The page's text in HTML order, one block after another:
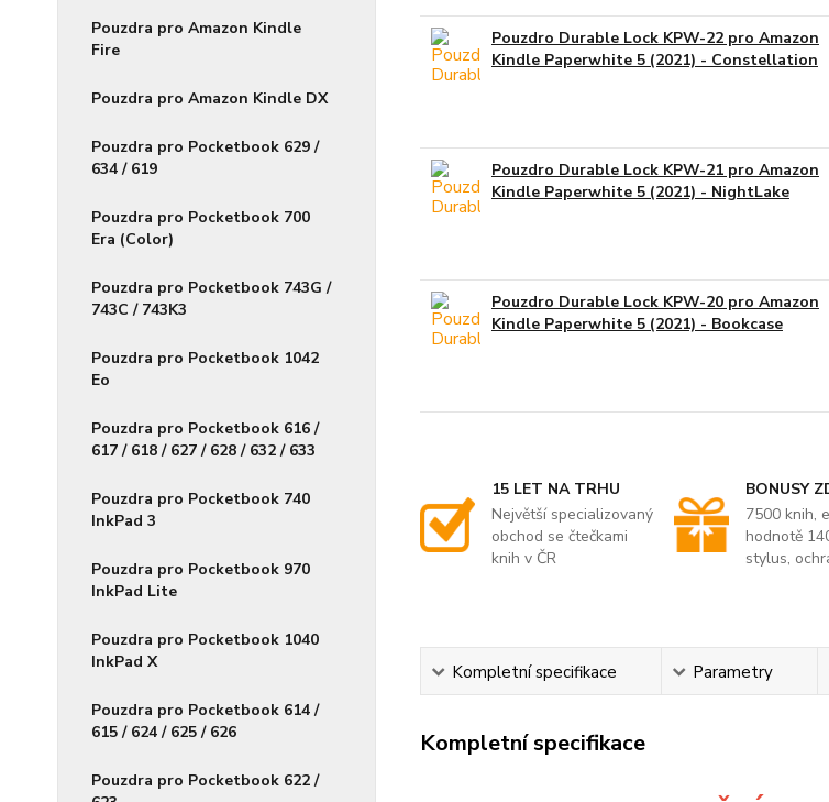
Pouzdra pro Amazon Kindle
Fire
Pouzdra pro Amazon Kindle DX
Pouzdra pro Pocketbook 629 /
634 / 619
Pouzdra pro Pocketbook 700
Era (Color)
Pouzdra pro Pocketbook 743G /
743C / 743K3
Pouzdra pro Pocketbook 1042
Eo
Pouzdra pro Pocketbook 616 /
617 / 618 / 627 / 628 / 632 / 633
Pouzdra pro Pocketbook 740
InkPad 3
Pouzdra pro Pocketbook 970
InkPad Lite
Pouzdra pro Pocketbook 1040
InkPad X
Pouzdra pro Pocketbook 614 /
615 / 624 / 625 / 626
Pouzdra pro Pocketbook 622 /
Pouzdro Durable Lock KPW-22 pro Amazon
Kindle Paperwhite 5 (2021) - Constellation
Pouzdro Durable Lock KPW-21 pro Amazon
Kindle Paperwhite 5 (2021) - NightLake
Pouzdro Durable Lock KPW-20 pro Amazon
Kindle Paperwhite 5 (2021) - Bookcase
15 LET NA TRHU
Největší specializovaný
obchod se čtečkami
knih v ČR
BONUSY
7500 knih,
hodnotě
stylus,
Kompletní specifikace Parametry
Kompletní specifikace